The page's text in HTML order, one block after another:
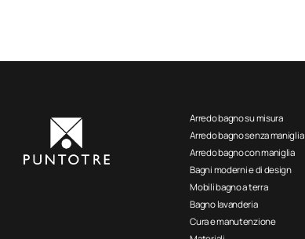
Arredo bagno su misura
Arredo bagno senza maniglia
Arredo bagno con maniglia
Bagni moderni e di design
Mobili bagno a terra
Bagno lavanderia
Cura e manutenzione